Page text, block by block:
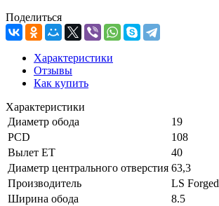
Поделиться
Характеристики
Отзывы
Как купить
Характеристики
Диаметр обода
19
PCD
108
Вылет ET
40
Диаметр центрального отверстия 63,3
Производитель
LS Forged
Ширина обода
8.5